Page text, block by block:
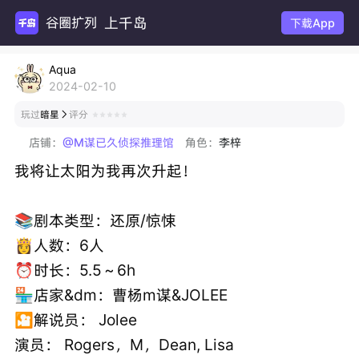
谷圈扩列 上千岛 下载App
Aqua
2024-02-10
玩过暗星  评分
店铺： @M谋已久侦探推理馆 角色：李梓
我将让太阳为我再次升起！
📚剧本类型：还原/惊悚
👸人数：6人
⏰时长：5.5～6h
🏪店家&dm：曹杨m谋&JOLEE
🎦解说员： Jolee
演员： Rogers，M，Dean, Lisa